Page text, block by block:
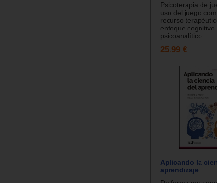
Psicoterapia de
uso del juego
recurso
enfoque cognitivo
psicoanalítico...
25.99 €
Aplicando la
aprendizaje